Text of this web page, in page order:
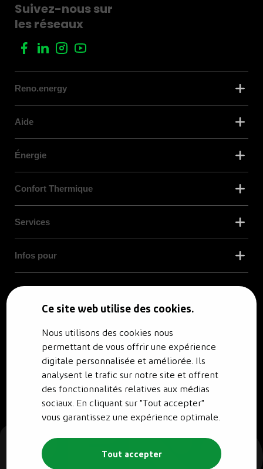
Ce site web utilise des cookies.
Nous utilisons des cookies nous
permettant de vous offrir une expérience
digitale personnalisée et améliorée. Ils
analysent le trafic sur notre site et offrent
des fonctionnalités relatives aux médias
sociaux. En cliquant sur "Tout accepter"
vous garantissez une expérience optimale.
Tout accepter
Suivez-nous sur
les réseaux
Reno.energy
Aide
Énergie
Confort Thermique
Services
Infos pour
Politique de confidentialité